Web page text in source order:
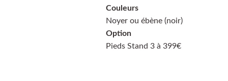
Couleurs
Noyer ou ébène (noir)
Option
Pieds Stand 3 à 399€